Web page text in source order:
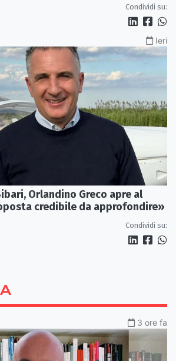
Condividi su:
Ieri
Orlandino Greco apre al
credibile da approfondire»
Condividi su:
3 ore fa